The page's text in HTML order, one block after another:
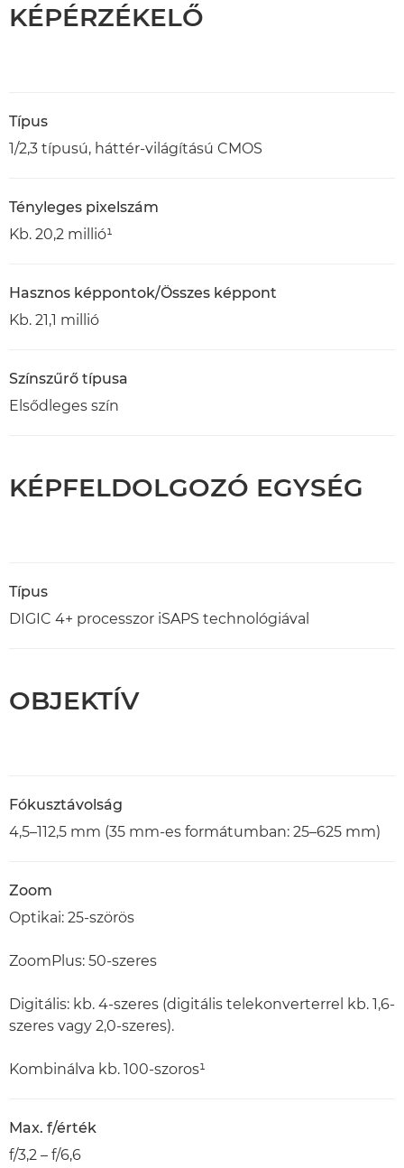
KÉPÉRZÉKELŐ
Típus
1/2,3 típusú, háttér-világítású CMOS
Tényleges pixelszám
Kb. 20,2 millió¹
Hasznos képpontok/Összes képpont
Kb. 21,1 millió
Színszűrő típusa
Elsődleges szín
KÉPFELDOLGOZÓ EGYSÉG
Típus
DIGIC 4+ processzor iSAPS technológiával
OBJEKTÍV
Fókusztávolság
4,5–112,5 mm (35 mm-es formátumban: 25–625 mm)
Zoom
Optikai: 25-szörös
ZoomPlus: 50-szeres
Digitális: kb. 4-szeres (digitális telekonverterrel kb. 1,6-
szeres vagy 2,0-szeres).
Kombinálva kb. 100-szoros¹
Max. f/érték
f/3,2 – f/6,6